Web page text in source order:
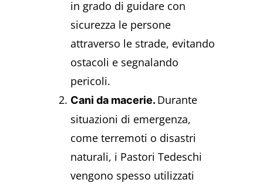
in grado di guidare con
sicurezza le persone
attraverso le strade, evitando
ostacoli e segnalando
pericoli.
Cani da macerie. Durante
situazioni di emergenza,
come terremoti o disastri
naturali, i Pastori Tedeschi
vengono spesso utilizzati